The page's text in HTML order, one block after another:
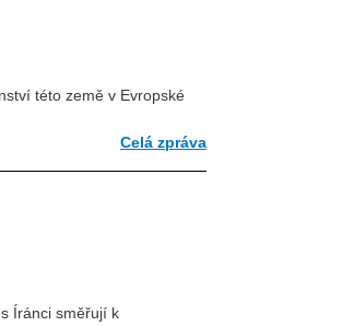
této země v Evropské
Celá zpráva
Íránci směřují k